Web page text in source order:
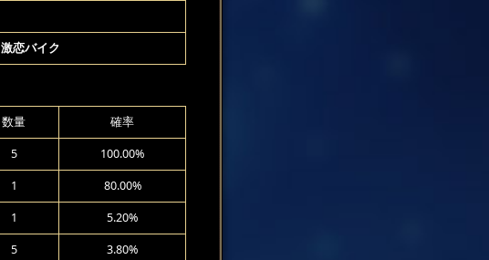
激恋バイク
数量 確率
5 100.00%
1 80.00%
1 5.20%
5 3.80%